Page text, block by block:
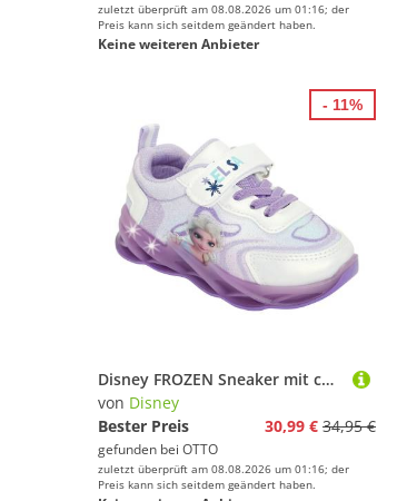
zuletzt überprüft am 08.08.2026 um 01:16; der
Preis kann sich seitdem geändert haben.
Keine weiteren Anbieter
Disney FROZEN Sneaker mit cooler Blinkfunktion
von Disney
Bester Preis
30,99 € 34,95 €
gefunden bei OTTO
zuletzt überprüft am 08.08.2026 um 01:16; der
Preis kann sich seitdem geändert haben.
- 11%